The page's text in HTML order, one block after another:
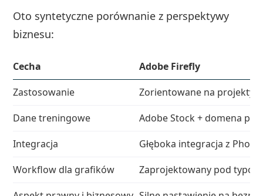
Oto syntetyczne porównanie z perspektywy
biznesu:
Cecha
Adobe Firefly
Zastosowanie
Zorientowane na projekty
Dane treningowe
Adobe Stock + domena
Integracja
Głęboka integracja z
Workflow dla grafików
Zaprojektowany pod